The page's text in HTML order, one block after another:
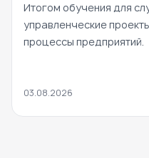
Итогом обучения для
управленческие
процессы предприятий.
03.08.2026